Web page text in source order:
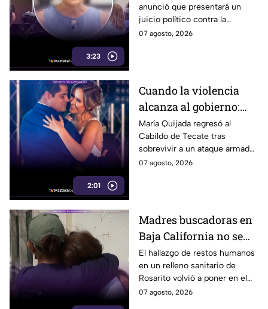
3:23
Baja California
anunció que presentará un
juicio político contra la
gobernadora y la fiscal del
07 agosto, 2026
2:01
Cuando la violencia
alcanza al gobierno:
regidora de Tecate
vuelve al Cabildo tras
sobrevivir a un ataque
armado
María Quijada regresó al
Cabildo de Tecate tras
sobrevivir a un ataque armado
en el que murió su esposo y
07 agosto, 2026
Madres buscadoras en
Baja California no se
detienen: hallazgo de
restos humanos
reaviva la
preocupación
El hallazgo de restos humanos
en un relleno sanitario de
Rosarito volvió a poner en el
centro la labor de las madres
07 agosto, 2026